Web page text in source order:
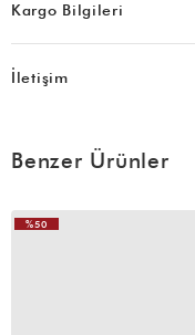
Kargo Bilgileri
İletişim
Benzer Ürünler
%50